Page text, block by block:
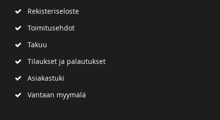
Rekisteriseloste
Toimitusehdot
Takuu
Tilaukset ja palautukset
Asiakastuki
Vantaan myymälä